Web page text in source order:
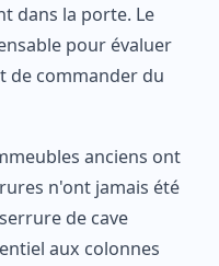
dans la porte. Le
pour évaluer
de commander du
anciens ont
n'ont jamais été
de cave
aux colonnes